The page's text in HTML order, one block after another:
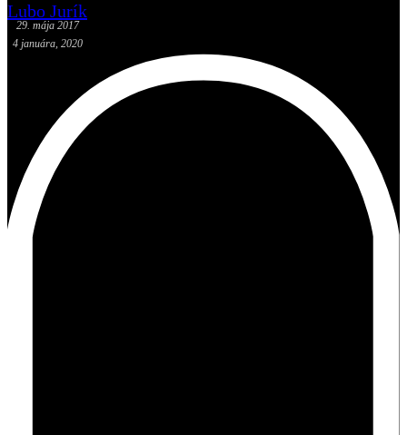
Lubo Jurík
29. mája 2017
4 januára, 2020